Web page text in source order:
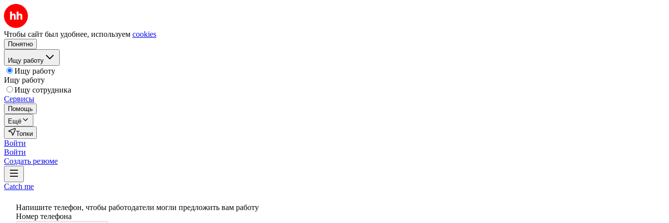
Чтобы сайт был удобнее, используем cookies
Понятно
Ищу работу
Ищу работу
Ищу работу
Ищу сотрудника
Сервисы
Помощь
Ещё
Топки
Войти
Войти
Создать резюме
Catch me
Напишите телефон, чтобы работодатели могли предложить вам работу
Номер телефона